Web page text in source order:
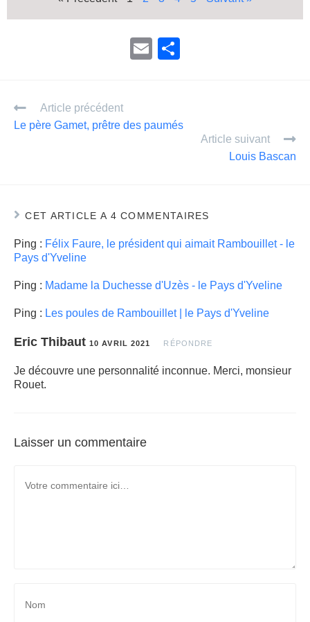
E
er
Article précédent
Le père Gamet, prêtre des paumés
Article suivant
Louis Bascan
CET ARTICLE A 4 COMMENTAIRES
Ping : Félix Faure, le président qui aimait Rambouillet - le
Pays d'Yveline
Ping : Madame la Duchesse d'Uzès - le Pays d'Yveline
Ping : Les poules de Rambouillet | le Pays d'Yveline
Eric Thibaut 10 AVRIL 2021 RÉPONDRE
Je découvre une personnalité inconnue. Merci, monsieur
Rouet.
Laisser un commentaire